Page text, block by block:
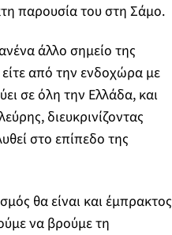
παρουσία του στη Σάμο.
άλλο σημείο της
από την ενδοχώρα με
σε όλη την Ελλάδα, και
διευκρινίζοντας
στο επίπεδο της
θα είναι και έμπρακτος
να βρούμε τη